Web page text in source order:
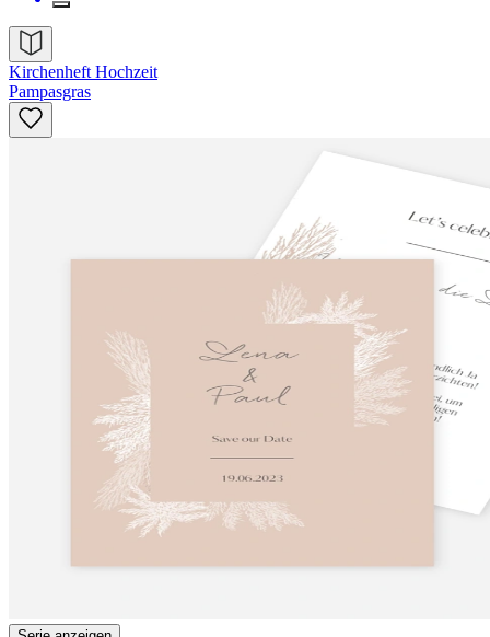
Kirchenheft Hochzeit
Pampasgras